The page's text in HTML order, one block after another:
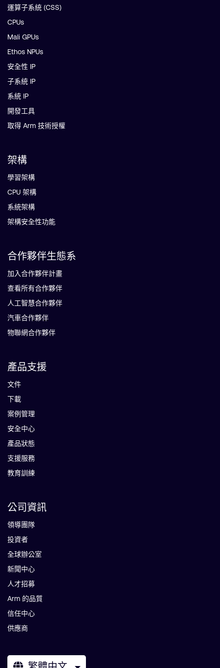
運算子系統 (CSS)
CPUs
Mali GPUs
Ethos NPUs
安全性 IP
子系統 IP
系統 IP
開發工具
取得 Arm 技術授權
架構
學習架構
CPU 架構
系統架構
架構安全性功能
合作夥伴生態系
加入合作夥伴計畫
查看所有合作夥伴
人工智慧合作夥伴
汽車合作夥伴
物聯網合作夥伴
產品支援
文件
下載
案例管理
安全中心
產品狀態
支援服務
教育訓練
公司資訊
領導團隊
投資者
全球辦公室
新聞中心
人才招募
Arm 的品質
信任中心
供應商